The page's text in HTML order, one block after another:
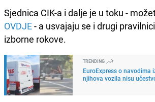
Sjednica CIK-a i dalje je u toku -
OVDJE- a usvajaju se i drugi
izborne rokove.
TRENDING
EuroExpress o navodima
njihova vozila nisu